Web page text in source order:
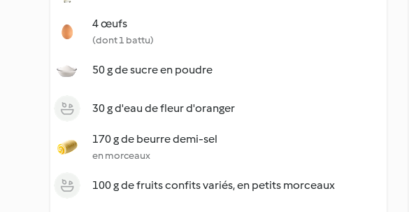
4 œufs
(dont 1 battu)
50 g de sucre en poudre
30 g d'eau de fleur d'oranger
170 g de beurre demi-sel
en morceaux
100 g de fruits confits variés, en petits morceaux